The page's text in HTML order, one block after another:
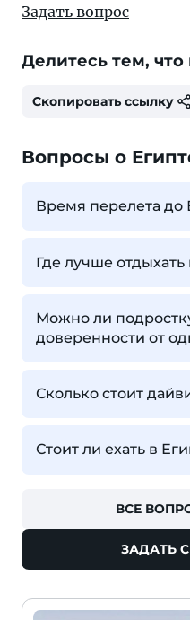
Задать вопрос
Делитесь тем, что
Скопировать ссылку
Вопросы о
Время перелета до
Где лучше
Можно ли
доверенности от
Сколько стоит
Стоит ли ехать в
ВСЕ
ЗАДАТЬ